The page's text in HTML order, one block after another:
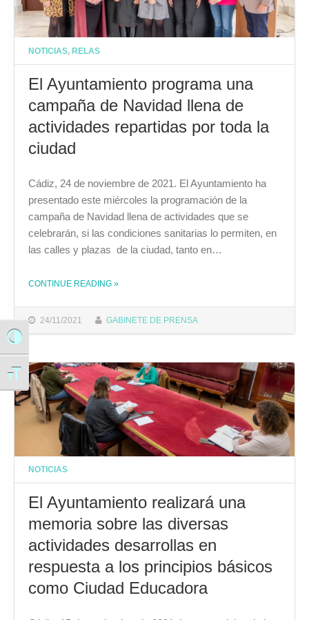
Alternar alto contraste
Alternar tamaño de letra
NOTICIAS RELAS
El Ayuntamiento programa una
campaña de Navidad llena de
actividades repartidas por toda la
ciudad
24/11/2021 GABINETE DE PRENSA
Cádiz, 24 de noviembre de 2021. El Ayuntamiento ha
presentado este miércoles la programación de la
campaña de Navidad llena de actividades que se
celebrarán, si las condiciones sanitarias lo permiten, en
las calles y plazas de la ciudad, tanto en…
CONTINUE READING THE "EL AYUNTAMIENTO PROGRAMA UNA CAMPAÑA DE NAVIDAD LLENA DE ACTIVIDADES REPARTIDAS POR TODA LA CIUDAD"
»
NOTICIAS
El Ayuntamiento realizará una
memoria sobre las diversas
actividades desarrollas en
respuesta a los principios básicos
como Ciudad Educadora